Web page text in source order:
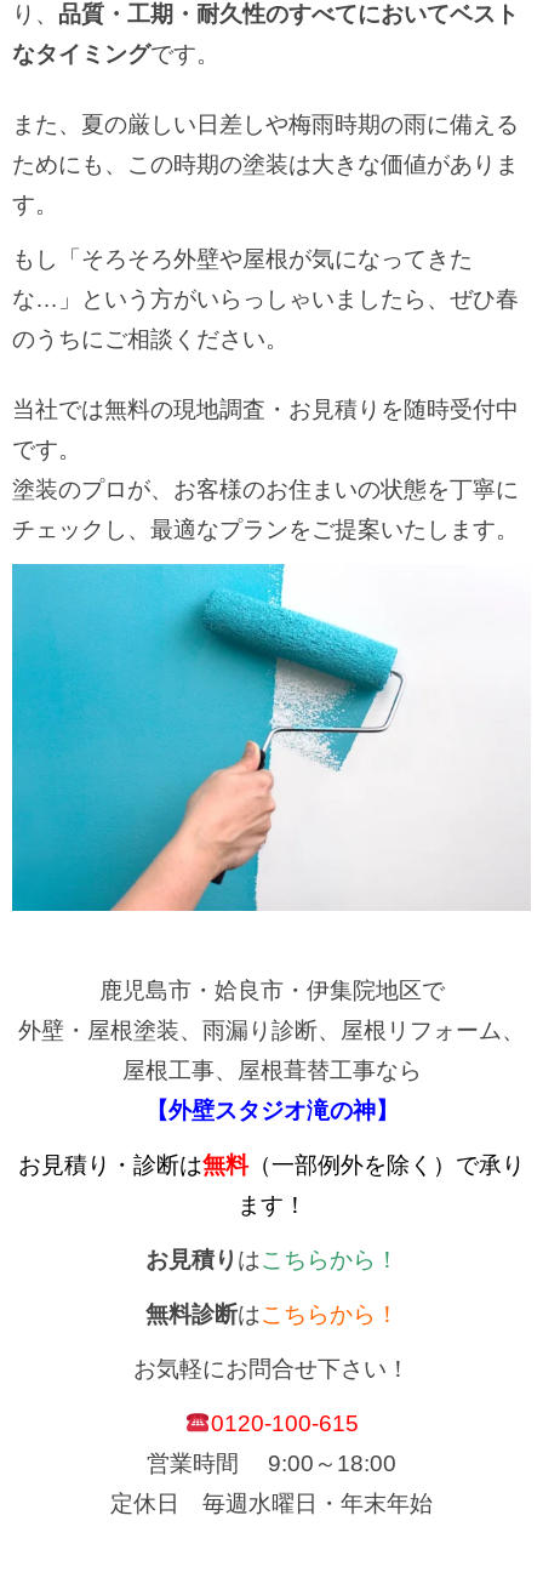
り、 品質・工期・耐久性のすべてにおいてベスト
なタイミングです。
また、夏の厳しい日差しや梅雨時期の雨に備える
ためにも、この時期の塗装は大きな価値がありま
す。
もし「そろそろ外壁や屋根が気になってきた
な…」という方がいらっしゃいましたら、ぜひ春
のうちにご相談ください。
当社では無料の現地調査・お見積りを随時受付中
です。
塗装のプロが、お客様のお住まいの状態を丁寧に
チェックし、最適なプランをご提案いたします。
鹿児島市・姶良市・伊集院地区で
外壁・屋根塗装、雨漏り診断、屋根リフォーム、
屋根工事、屋根葺替工事なら
【外壁スタジオ滝の神】
お見積り・診断は無料（一部例外を除く）で承り
ます！
お見積り はこちらから！
無料診断はこちらから！
お気軽にお問合せ下さい！
0120-100-615
営業時間 9:00～18:00
定休日 毎週水曜日・年末年始